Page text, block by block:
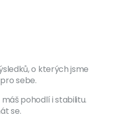
o kterých jsme
sebe.
pohodlí i stabilitu.
se.